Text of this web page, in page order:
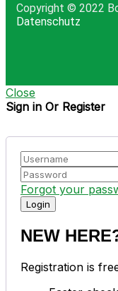
Copyright © 2022
Datenschutz
Close
Sign in Or Register
Forgot your
NEW
Registration is